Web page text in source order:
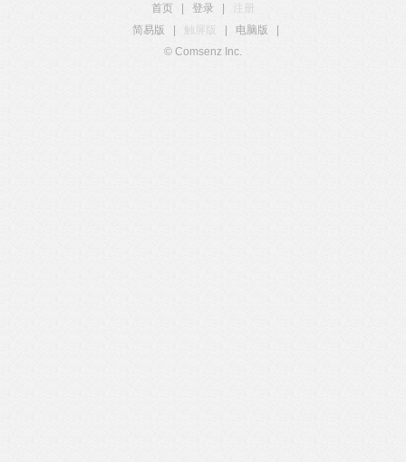
首页 登录
简易版
触屏版 电脑版
© Comsenz Inc.